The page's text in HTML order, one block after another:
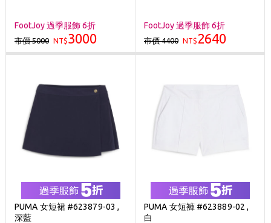
FootJoy 過季服飾 6折
市價 5000 NT$3000
FootJoy 過季服飾 6折
市價 4400 NT$ 2640
PUMA 女短裙 #623879-03 ,
深藍
PUMA 女短褲 #623889-02 ,
白